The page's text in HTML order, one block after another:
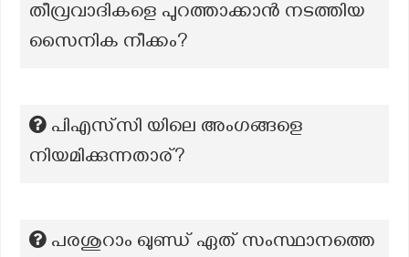
തീവ്രവാദികളെ പുറത്താക്കാൻ നടത്തിയ
സൈനിക നീക്കം?
പിഎസ്‌സി യിലെ അംഗങ്ങളെ
നിയമിക്കുന്നതാര്?
പരശുറാം ഖുണ്ഡ് ഏത് സംസ്ഥാനത്തെ